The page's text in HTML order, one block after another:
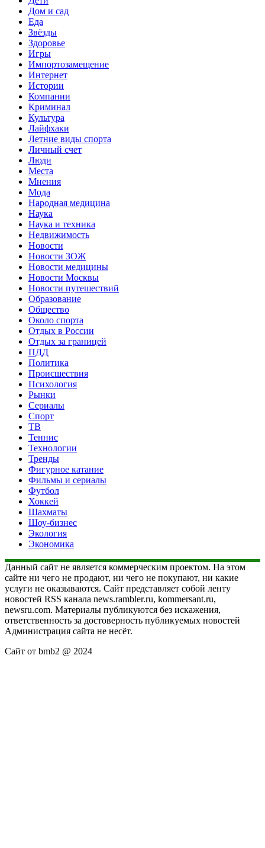
Дом и сад
Еда
Звёзды
Здоровье
Игры
Импортозамещение
Интернет
Истории
Компании
Криминал
Культура
Лайфхаки
Летние виды спорта
Личный счет
Люди
Места
Мнения
Мода
Народная медицина
Наука
Наука и техника
Недвижимость
Новости
Новости ЗОЖ
Новости медицины
Новости Москвы
Новости путешествий
Образование
Общество
Около спорта
Отдых в России
Отдых за границей
ПДД
Политика
Происшествия
Психология
Рынки
Сериалы
Спорт
ТВ
Теннис
Технологии
Тренды
Фигурное катание
Фильмы и сериалы
Футбол
Хоккей
Шахматы
Шоу-бизнес
Экология
Экономика
Данный сайт не является коммерческим проектом. На этом
сайте ни чего не продают, ни чего не покупают, ни какие
услуги не оказываются. Сайт представляет собой ленту
новостей RSS канала news.rambler.ru, kommersant.ru,
newsru.com. Материалы публикуются без искажения,
ответственность за достоверность публикуемых новостей
Администрация сайта не несёт.
Сайт от bmb2 @ 2024